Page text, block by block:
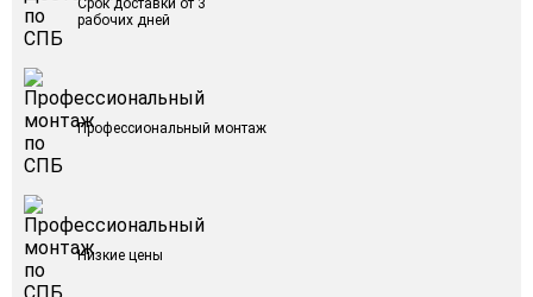
Срок доставки от 3
рабочих дней
Профессиональный монтаж
Низкие цены